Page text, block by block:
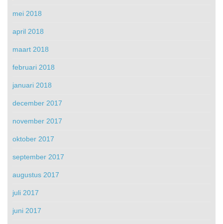
mei 2018
april 2018
maart 2018
februari 2018
januari 2018
december 2017
november 2017
oktober 2017
september 2017
augustus 2017
juli 2017
juni 2017